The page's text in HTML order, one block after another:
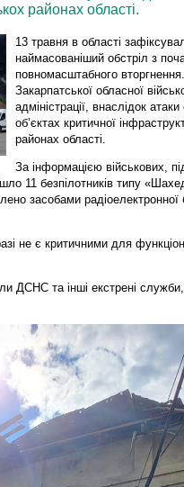
районах області.
13 травня в області
наймасованіший обстріл з
повномасштабного
Закарпатської обласної
адміністрації, внаслідок
об’єктах критичної
районах області.
За інформацією військових,
11 безпілотників типу
засобами
не є критичними для
ДСНС та інші екстрені